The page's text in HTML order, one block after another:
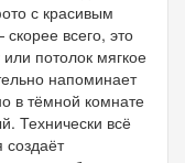
с красивым
всего, это
потолок мягкое
напоминает
в тёмной комнате
Технически всё
создаёт